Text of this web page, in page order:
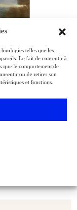
telles que les
Le fait de consentir à
que le comportement de
ou de retirer son
et fonctions.
de la toile sur
/ Christophe Fouin